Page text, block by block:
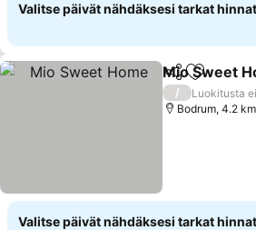
Valitse päivät nähdäksesi tarkat hinnat
Jaa Lisää
Mio Sweet
/
Luokitusta
Bodrum, 4.2
Valitse päivät nähdäksesi tarkat hinnat